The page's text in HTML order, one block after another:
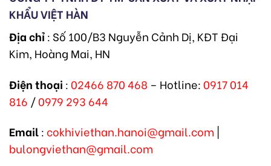
KHẨU VIỆT HÀN
Địa chỉ: Số 100/B3 Nguyễn Cảnh Dị, KĐT Đại
Kim, Hoàng Mai, HN
Điện thoại : 02466 870 468 – Hotline: 0917 014
816 /0979 293 644
Email: cokhiviethan.hanoi@gmail.com
bulongviethan@gmail.com